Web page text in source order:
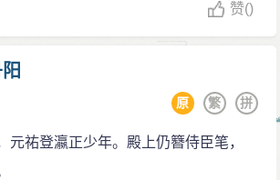
赞()
拼
繁
原
元祐登瀛正少年。殿上仍簪侍臣笔，